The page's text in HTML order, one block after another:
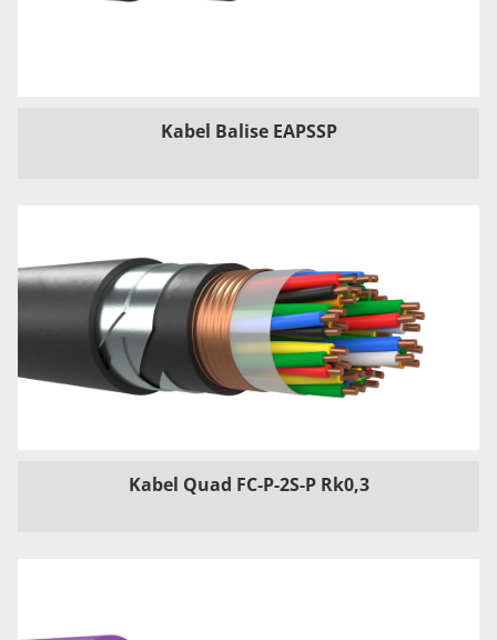
Kabel Balise EAPSSP
Kabel Quad FC-P-2S-P Rk0,3